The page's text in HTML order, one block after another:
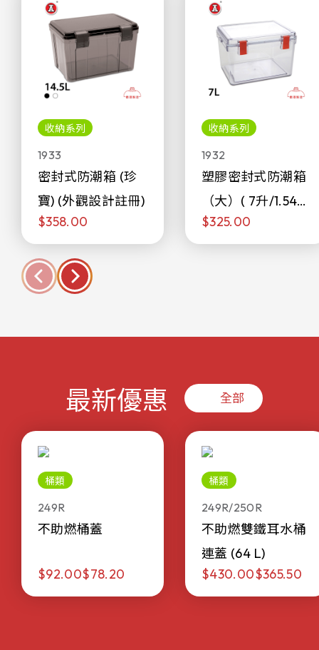
收納系列
1933
密封式防潮箱 (珍
寶) (外觀設計註冊)
$358.00
收納系列
1932
塑膠密封式防潮箱
（大）( 7升/1.54加
侖)
$325.00
最新優惠 全部
桶類
249R
不助燃桶蓋
$92.00$78.20
桶類
249R/250R
不助燃雙鐵耳水桶
連蓋 (64 L)
$430.00$365.50